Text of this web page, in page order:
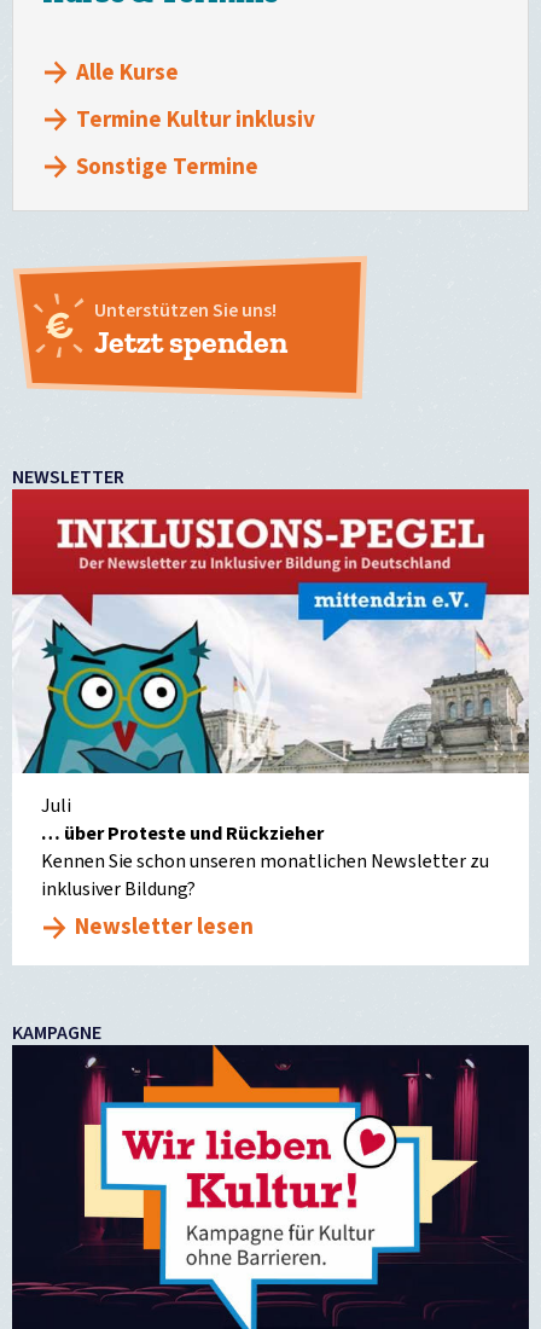
Alle Kurse
Termine Kultur inklusiv
Sonstige Termine
Unterstützen Sie uns!
Jetzt spenden
NEWSLETTER
Juli
… über Proteste und Rückzieher
Kennen Sie schon unseren monatlichen Newsletter zu
inklusiver Bildung?
Newsletter lesen
KAMPAGNE